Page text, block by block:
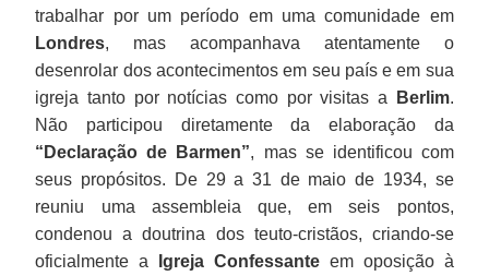
trabalhar por um período em uma comunidade em
Londres, mas acompanhava atentamente o
desenrolar dos acontecimentos em seu país e em sua
igreja tanto por notícias como por visitas a Berlim.
Não participou diretamente da elaboração da
“Declaração de Barmen”, mas se identificou com
seus propósitos. De 29 a 31 de maio de 1934, se
reuniu uma assembleia que, em seis pontos,
condenou a doutrina dos teuto-cristãos, criando-se
oficialmente a Igreja Confessante em oposição à